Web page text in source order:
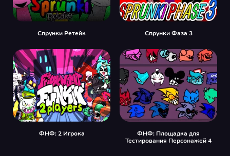
Спрунки Ретейк Спрунки Фаза 3
ФНФ: 2 Игрока
ФНФ: Площадка для
Тестирования Персонажей 4